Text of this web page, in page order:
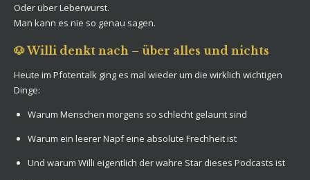
Oder über Leberwurst.
Man kann es nie so genau sagen.
🐶 Willi denkt nach – über alles und nichts
Heute im Pfotentalk ging es mal wieder um die wirklich wichtigen
Dinge:
Warum Menschen morgens so schlecht gelaunt sind
Warum ein leerer Napf eine absolute Frechheit ist
Und warum Willi eigentlich der wahre Star dieses Podcasts ist